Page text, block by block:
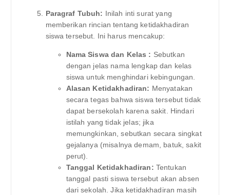
Paragraf Tubuh: Inilah inti surat yang
memberikan rincian tentang ketidakhadiran
siswa tersebut. Ini harus mencakup:
Nama Siswa dan Kelas : Sebutkan
dengan jelas nama lengkap dan kelas
siswa untuk menghindari kebingungan.
Alasan Ketidakhadiran: Menyatakan
secara tegas bahwa siswa tersebut tidak
dapat bersekolah karena sakit. Hindari
istilah yang tidak jelas; jika
memungkinkan, sebutkan secara singkat
gejalanya (misalnya demam, batuk, sakit
perut).
Tanggal Ketidakhadiran: Tentukan
tanggal pasti siswa tersebut akan absen
dari sekolah. Jika ketidakhadiran masih